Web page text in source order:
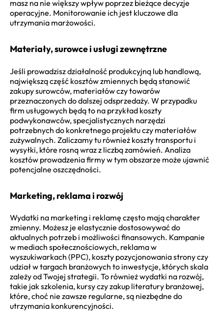
masz na nie większy wpływ poprzez bieżące decyzje
operacyjne. Monitorowanie ich jest kluczowe dla
utrzymania marżowości.
Materiały, surowce i usługi zewnętrzne
Jeśli prowadzisz działalność produkcyjną lub handlową,
największą część kosztów zmiennych będą stanowić
zakupy surowców, materiałów czy towarów
przeznaczonych do dalszej odsprzedaży. W przypadku
firm usługowych będą to na przykład koszty
podwykonawców, specjalistycznych narzędzi
potrzebnych do konkretnego projektu czy materiałów
zużywalnych. Zaliczamy tu również koszty transportu i
wysyłki, które rosną wraz z liczbą zamówień. Analiza
kosztów prowadzenia firmy w tym obszarze może ujawnić
potencjalne oszczędności.
Marketing, reklama i rozwój
Wydatki na marketing i reklamę często mają charakter
zmienny. Możesz je elastycznie dostosowywać do
aktualnych potrzeb i możliwości finansowych. Kampanie
w mediach społecznościowych, reklama w
wyszukiwarkach (PPC), koszty pozycjonowania strony czy
udział w targach branżowych to inwestycje, których skala
zależy od Twojej strategii. To również wydatki na rozwój,
takie jak szkolenia, kursy czy zakup literatury branżowej,
które, choć nie zawsze regularne, są niezbędne do
utrzymania konkurencyjności.